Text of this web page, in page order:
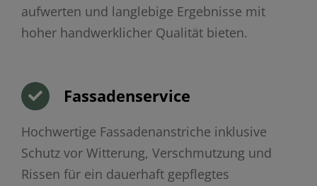
aufwerten und langlebige Ergebnisse mit
hoher handwerklicher Qualität bieten.
Fassadenservice
Hochwertige Fassadenanstriche inklusive
Schutz vor Witterung, Verschmutzung und
Rissen für ein dauerhaft gepflegtes